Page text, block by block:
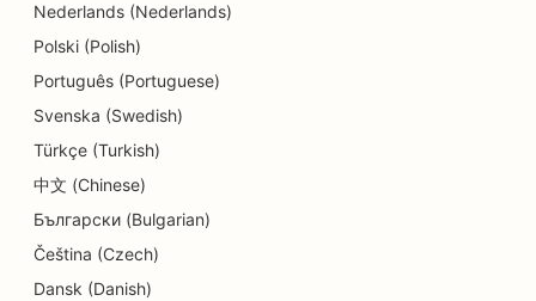
Nederlands (Nederlands)
Polski (Polish)
Português (Portuguese)
Svenska (Swedish)
Türkçe (Turkish)
中文 (Chinese)
Български (Bulgarian)
Čeština (Czech)
Dansk (Danish)